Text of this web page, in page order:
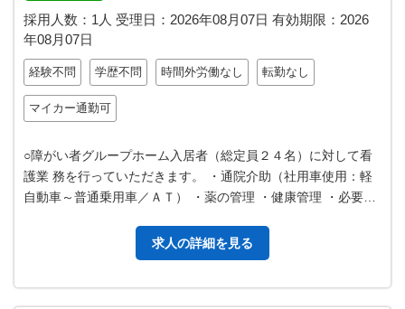
採用人数：1人 受理日： 2026年08月07日 有効期限： 2026
年08月07日
経験不問 学歴不問 時間外労働なし 転勤なし
マイカー通勤可
○障がい者グループホーム入居者（総定員２４名）に対して看
護業 務を行っていただきます。 ・通院介助（社用車使用：軽
自動車～普通乗用車／ＡＴ） ・薬の管理 ・健康管理 ・必要に
求人の詳細を見る